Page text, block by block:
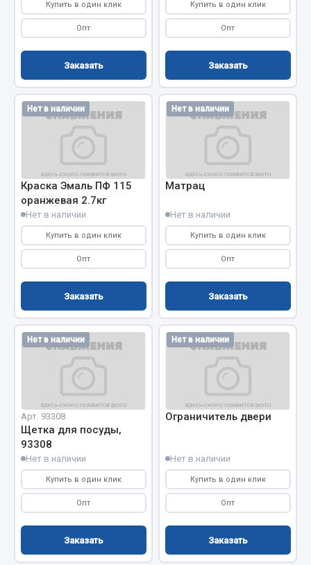
Запчасти на полуприцепы
Амортизаторы для полуприцепов
Весь раздел
Система питания
Система выпуска газа
Система охлаждения
Сцепление
Коробка передач
Коробка передач ZF
Показать ещё
Весь раздел
Система питания
Подвеска
Тормозная система
Двери
Окно ветровое
Двигатель
Электрооборудование
Показать ещё
Купить в один клик
Опт
Заказать
Купить в один клик
Опт
Заказать
Нет в наличии
Краска Эмаль ПФ 115
оранжевая 2.7кг
Нет в наличии
Купить в один клик
Опт
Заказать
Нет в наличии
Матрац
Нет в наличии
Купить в один клик
Опт
Заказать
Нет в наличии
Арт. 93308
Щетка для посуды,
93308
Нет в наличии
Купить в один клик
Опт
Заказать
Нет в наличии
Ограничитель двери
Нет в наличии
Купить в один клик
Опт
Заказать